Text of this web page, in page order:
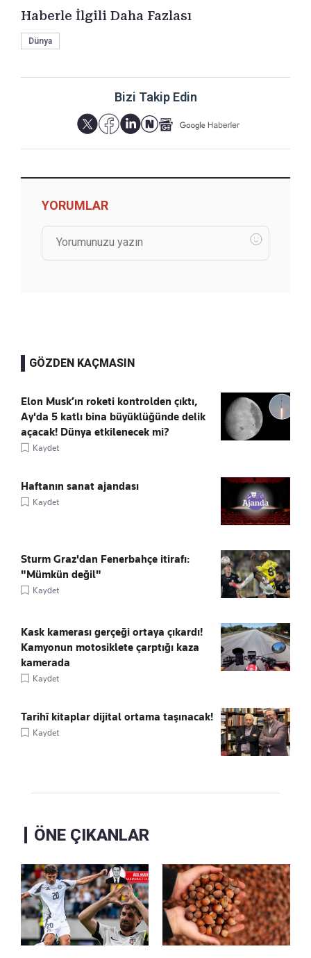
Haberle İlgili Daha Fazlası
Dünya
Bizi Takip Edin
YORUMLAR
GÖZDEN KAÇMASIN
Elon Musk’ın roketi kontrolden çıktı,
Ay'da 5 katlı bina büyüklüğünde delik
açacak! Dünya etkilenecek mi?
Kaydet
Haftanın sanat ajandası
Kaydet
Sturm Graz'dan Fenerbahçe itirafı:
"Mümkün değil"
Kaydet
Kask kamerası gerçeği ortaya çıkardı!
Kamyonun motosiklete çarptığı kaza
kamerada
Kaydet
Tarihî kitaplar dijital ortama taşınacak!
Kaydet
ÖNE ÇIKANLAR